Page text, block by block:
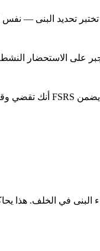
تحديد البنى — نفس
على الاستحضار
البنى في الخلف. هذا